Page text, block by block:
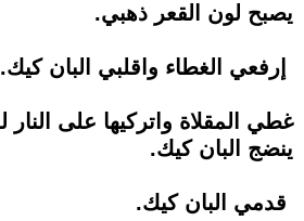
يصبح لون القعر ذهبي.
إرفعي الغطاء واقلبي البان كيك.
ينضج البان كيك.
قدمي البان كيك.